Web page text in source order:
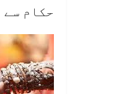
حکام سے